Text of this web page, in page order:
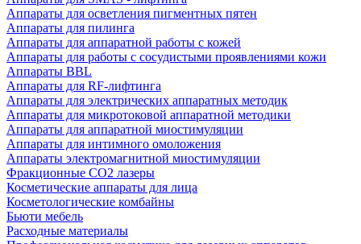
Аппараты для осветления пигментных пятен
Аппараты для пилинга
Аппараты для аппаратной работы с кожей
Аппараты для работы с сосудистыми проявлениями кожи
Аппараты BBL
Аппараты для RF-лифтинга
Аппараты для электрических аппаратных методик
Аппараты для микротоковой аппаратной методики
Аппараты для аппаратной миостимуляции
Аппараты для интимного омоложения
Аппараты электромагнитной миостимуляции
Фракционные CO2 лазеры
Косметические аппараты для лица
Косметологические комбайны
Бьюти мебель
Расходные материалы